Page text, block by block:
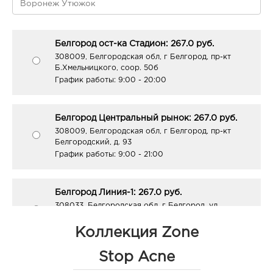
Белгород ост-ка Стадион: 267.0 руб.
308009, Белгородская обл, г Белгород, пр-кт
Б.Хмельницкого, соор. 50б
График работы: 9:00 - 20:00
Белгород Центральный рынок: 267.0 руб.
308009, Белгородская обл, г Белгород, пр-кт
Белгородский, д. 93
График работы: 9:00 - 21:00
Белгород Линия-1: 267.0 руб.
308033, Белгородская обл, г Белгород, ул
График работы:10:00 - 21:00
Коллекция Zone
Stop Acne